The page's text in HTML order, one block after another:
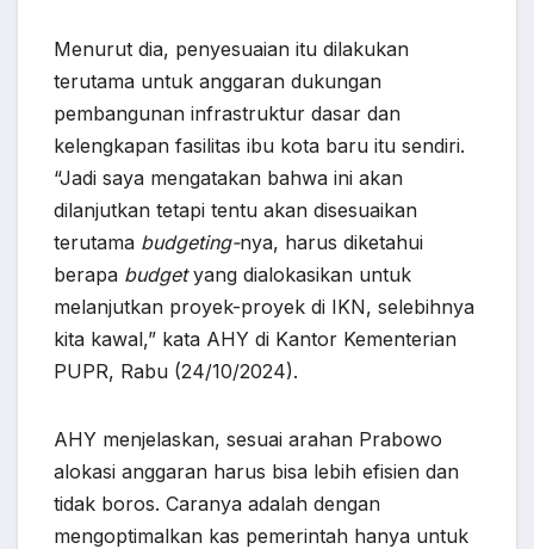
Menurut dia, penyesuaian itu dilakukan
terutama untuk anggaran dukungan
pembangunan infrastruktur dasar dan
kelengkapan fasilitas ibu kota baru itu sendiri.
“Jadi saya mengatakan bahwa ini akan
dilanjutkan tetapi tentu akan disesuaikan
terutama budgeting-nya, harus diketahui
berapa budgetyang dialokasikan untuk
melanjutkan proyek-proyek di IKN, selebihnya
kita kawal,” kata AHY di Kantor Kementerian
PUPR, Rabu (24/10/2024).
AHY menjelaskan, sesuai arahan Prabowo
alokasi anggaran harus bisa lebih efisien dan
tidak boros. Caranya adalah dengan
mengoptimalkan kas pemerintah hanya untuk